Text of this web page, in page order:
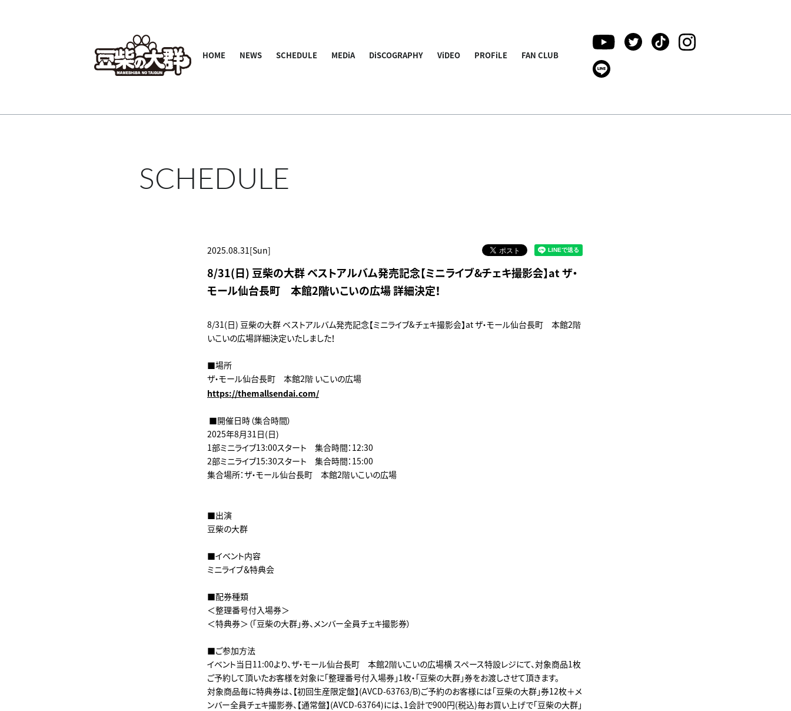
HOME NEWS SCHEDULE MEDiA DiSCOGRAPHY ViDEO PROFiLE FAN CLUB
SCHEDULE
2025.08.31[Sun]
8/31(日) 豆柴の大群 ベストアルバム発売記念【ミニライブ&チェキ撮影会】at ザ・
モール仙台長町 本館2階いこいの広場 詳細決定！
8/31(日) 豆柴の大群 ベストアルバム発売記念【ミニライブ&チェキ撮影会】at ザ・モール仙台長町 本館2階
いこいの広場詳細決定いたしました！
■場所
ザ・モール仙台長町 本館2階 いこいの広場
https://themallsendai.com/
■開催日時（集合時間）
2025年8月31日(日)
1部ミニライブ13:00スタート 集合時間：12:30
2部ミニライブ15:30スタート 集合時間：15:00
集合場所：ザ・モール仙台長町 本館2階いこいの広場
■出演
豆柴の大群
■イベント内容
ミニライブ＆特典会
■配券種類
＜整理番号付入場券＞
＜特典券＞（「豆柴の大群」券、メンバー全員チェキ撮影券）
■ご参加方法
イベント当日11:00より、ザ・モール仙台長町 本館2階いこいの広場横 スペース特設レジにて、対象商品1枚
ご予約して頂いたお客様を対象に「整理番号付入場券」1枚・「豆柴の大群」券をお渡しさせて頂きます。
対象商品毎に特典券は、【初回生産限定盤】(AVCD-63763/B)ご予約のお客様には「豆柴の大群」券12枚＋メ
ンバー全員チェキ撮影券、【通常盤】(AVCD-63764)には、1会計で900円(税込)毎お買い上げで「豆柴の大群」